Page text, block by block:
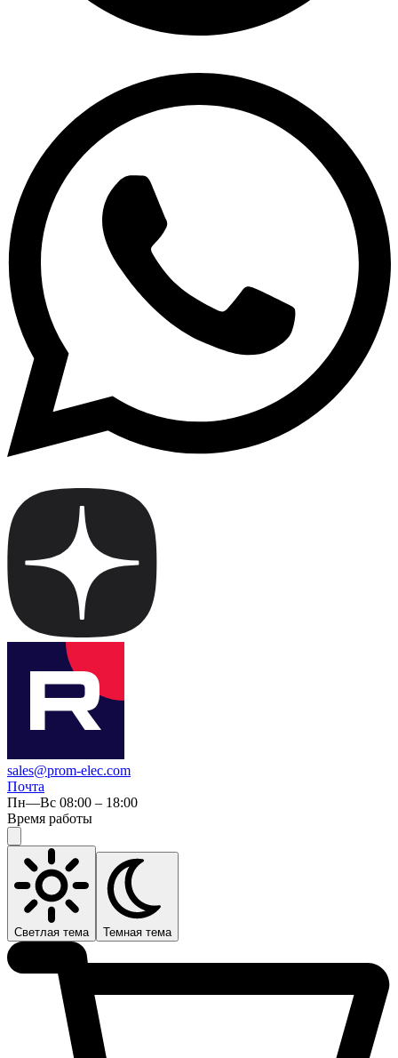
sales@prom-elec.com
Почта
Пн—Вс 08:00 – 18:00
Время работы
Светлая тема Темная тема